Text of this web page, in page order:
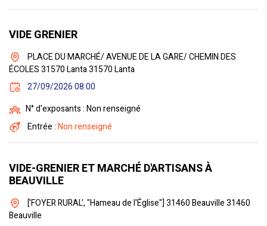
VIDE GRENIER
PLACE DU MARCHÉ/ AVENUE DE LA GARE/ CHEMIN DES
ÉCOLES 31570 Lanta 31570 Lanta
27/09/2026 08:00
N° d'exposants : Non renseigné
Entrée :Non renseigné
VIDE-GRENIER ET MARCHÉ D'ARTISANS À
BEAUVILLE
['FOYER RURAL', "Hameau de l'Église"] 31460 Beauville 31460
Beauville